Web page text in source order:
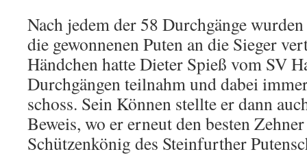
Nach jedem der 58 Durchgänge
die gewonnenen Puten an die Sieger
Händchen hatte Dieter Spieß vom SV
Durchgängen teilnahm und dabei
schoss. Sein Können stellte er dann
Beweis, wo er erneut den besten
Schützenkönig des Steinfurther